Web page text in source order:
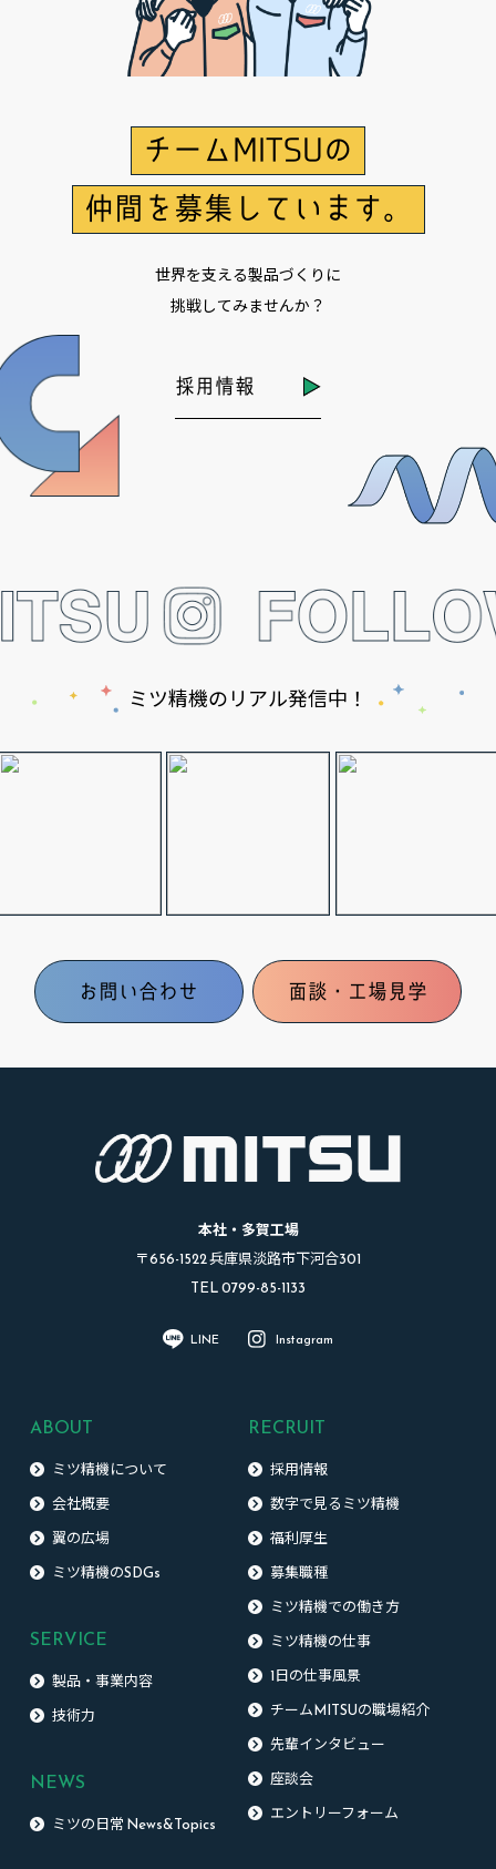
チームMITSUの
仲間を募集しています。
世界を支える製品づくりに
挑戦してみませんか？
採用情報
ミツ精機のリアル発信中！
お問い合わせ 面談・工場見学
本社・多賀工場
〒656-1522 兵庫県淡路市下河合301
TEL 0799-85-1133
LINE Instagram
ABOUT
ミツ精機について
会社概要
翼の広場
ミツ精機のSDGs
SERVICE
製品・事業内容
技術力
NEWS
ミツの日常 News&Topics
RECRUIT
採用情報
数字で見るミツ精機
福利厚生
募集職種
ミツ精機での働き方
ミツ精機の仕事
1日の仕事風景
チームMITSUの職場紹介
先輩インタビュー
座談会
エントリーフォーム